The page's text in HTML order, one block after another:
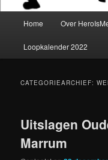
Home Over
Loopkalender 2022
CATEGORIEARCHIEF:
Uitslagen
Marrum